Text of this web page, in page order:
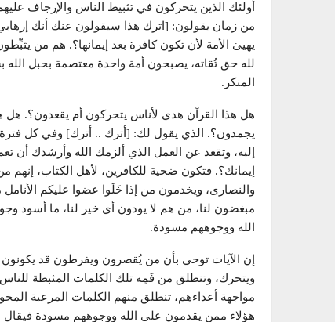
أولئك الذين يتحركون في تثبيط الناس والإرجاف
من زمان يقولون: [اترك هذا سيقولون عنك أنك
يهيئ الأمة لأن تكون كافرة بعد إيمانها؟. هم من
لله حق تُقاته، يصبحون أمة واحدة معتصمة بحبل
المنكر.
هل هذا القرآن هدي لأناس يتحركون أم يقعدون؟. هل
يجمدون؟. الذي يقول لك: [أترك .. أترك] وفي كل
إليه، وتقعد عن العمل الذي ألزمك الله وأرشدك
إيمانك؟. فتكون ضحية للكافرين، لأهل الكتاب،
والنصارى، ويخدمون من إذا خَلَوا عضوا عليكم
مبغضون لنا، من هم لا يودون أي خير لنا، ما أسود
الله ووجوههم مسودة.
إن الآيات توحي بأن من يُقصرون ويفرطون قد
ويتحرك، وتنطلق من فَمِه تلك الكلمات المثبطة
مواجهة أعداءهم، تنطلق منهم الكلمات المرعبة